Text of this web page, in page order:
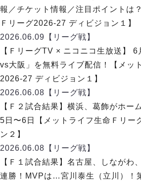
ヴォスクオーレ仙台
マルバ水戸FC
リガーレヴィア葛飾
Y．S．C．C．横浜
ヴィンセドール白山
アグレミーナ浜松
デウソン神戸
ポルセイド浜田
ミラクルスマイル新居浜
報／チケット情報／注目ポイントは
Ｆリーグ2026-27 ディビジョン１】
2026.06.09 【リーグ戦】
【ＦリーグTV × ニコニコ生放送】
vs大阪」を無料ライブ配信！【メッ
2026-27 ディビジョン１】
2026.06.08 【リーグ戦】
【Ｆ２試合結果】横浜、葛飾がホー
5日〜6日【メットライフ生命Ｆリー
ン２】
2026.06.08 【リーグ戦】
【Ｆ１試合結果】名古屋、しながわ
連勝！MVPは…宮川泰生（立川）！